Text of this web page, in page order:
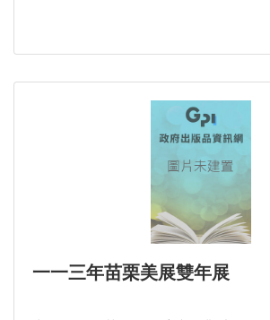
一一三年苗栗美展雙年展